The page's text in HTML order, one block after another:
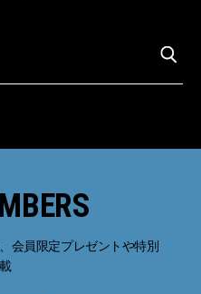
会員限定プレゼントや特別